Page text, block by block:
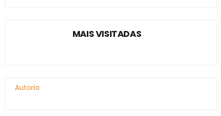
MAIS VISITADAS
Autoria